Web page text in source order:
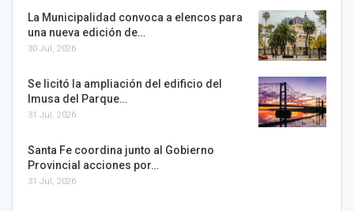
La Municipalidad convoca a elencos para
una nueva edición de…
30 Jul, 2026
Se licitó la ampliación del edificio del
Imusa del Parque…
31 Jul, 2026
Santa Fe coordina junto al Gobierno
Provincial acciones por…
31 Jul, 2026